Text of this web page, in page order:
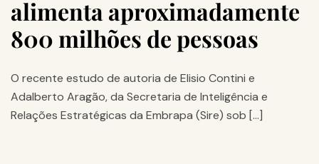
alimenta aproximadamente
800 milhões de pessoas
O recente estudo de autoria de Elisio Contini e
Adalberto Aragão, da Secretaria de Inteligência e
Relações Estratégicas da Embrapa (Sire) sob […]